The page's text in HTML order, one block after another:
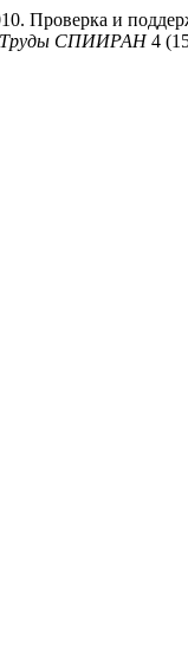
Проверка и
Труды СПИИРАН4